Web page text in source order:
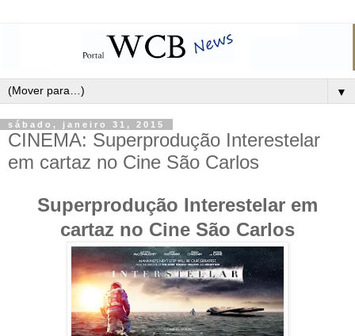
▼
sábado, janeiro 31, 2015
CINEMA: Superprodução Interestelar
em cartaz no Cine São Carlos
Superprodução Interestelar em
cartaz no Cine São Carlos